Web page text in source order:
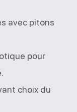
avec pitons
pour
choix du